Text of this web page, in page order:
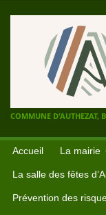
COMMUNE D'AUTHEZAT,
Accueil La mairie
La salle des fêtes
Prévention des